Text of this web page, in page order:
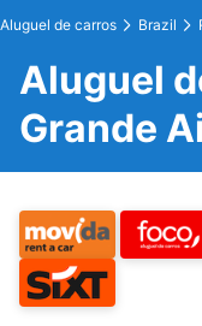
Aluguel de carros Brazil
Aluguel
Grande